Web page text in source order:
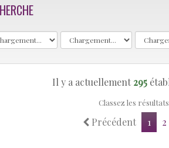
Il y a actuellement 295
Classez les
Précédent 1 2